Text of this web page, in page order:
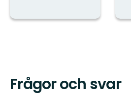
Frågor och svar